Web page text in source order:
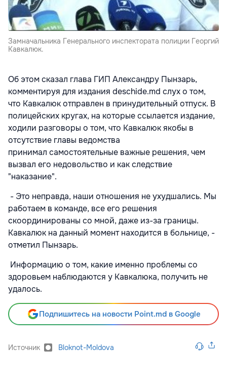
Замначальника Генерального инспектората полиции Георгий
Кавкалюк.
Об этом сказал глава ГИП Александру Пынзарь,
комментируя для издания deschide.md слух о том,
что Кавкалюк отправлен в принудительный отпуск. В
полицейских кругах, на которые ссылается издание,
ходили разговоры о том, что Кавкалюк якобы в
отсутствие главы ведомства
принимал самостоятельные важные решения, чем
вызвал его недовольство и как следствие
"наказание".
- Это неправда, наши отношения не ухудшались. Мы
работаем в команде, все его решения
скоординированы со мной, даже из-за границы.
Кавкалюк на данный момент находится в больнице, -
отметил Пынзарь.
Информацию о том, какие именно проблемы со
здоровьем наблюдаются у Кавкалюка, получить не
удалось.
Подпишитесь на новости Point.md в Google
Источник Bloknot-Moldova